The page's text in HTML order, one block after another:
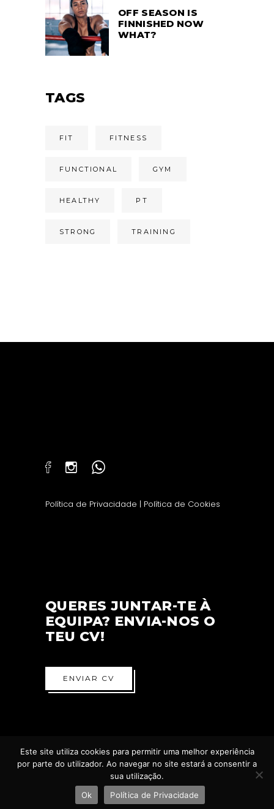
OFF SEASON IS
FINNISHED NOW
WHAT?
TAGS
FIT FITNESS
FUNCTIONAL GYM
HEALTHY PT
STRONG TRAINING
Política de Privacidade | Política de Cookies
QUERES JUNTAR-TE À
EQUIPA? ENVIA-NOS O
TEU CV!
ENVIAR CV
Este site utiliza cookies para permitir uma melhor experiência
por parte do utilizador. Ao navegar no site estará a consentir a
sua utilização.
Ok
Política de Privacidade